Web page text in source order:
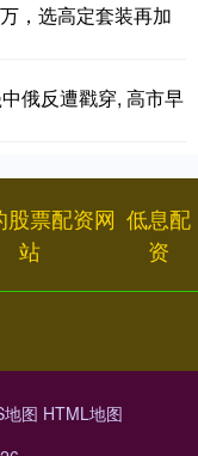
，选高定套装再加
俄反遭戳穿, 高市早
股票配资网
站
低息配
资
地图 HTML地图